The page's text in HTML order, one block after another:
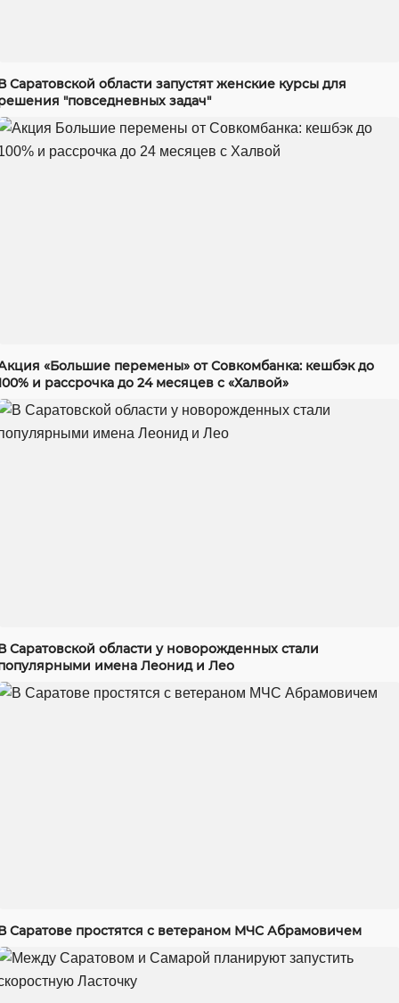
Саратовской области запустят женские курсы для
"повседневных задач"
«Большие перемены» от Совкомбанка: кешбэк до
и рассрочка до 24 месяцев с «Халвой»
Саратовской области у новорожденных стали
имена Леонид и Лео
Саратове простятся с ветераном МЧС Абрамовичем